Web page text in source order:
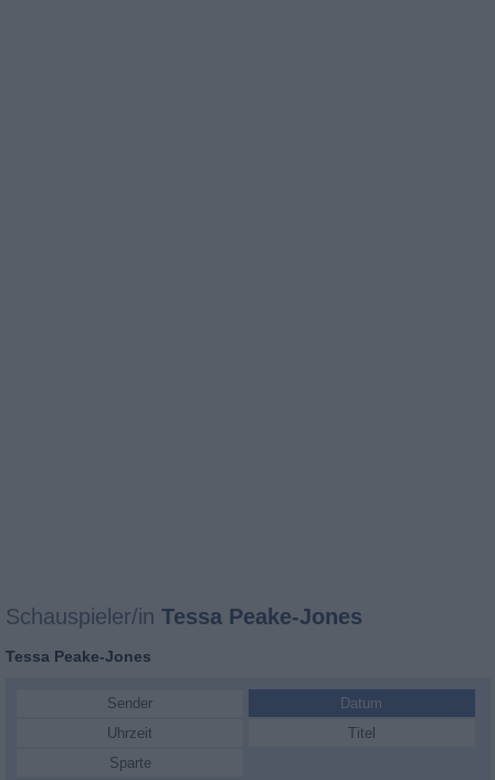
Schauspieler/in Tessa Peake-Jones
Tessa Peake-Jones
Sender
Datum
Uhrzeit
Titel
Sparte